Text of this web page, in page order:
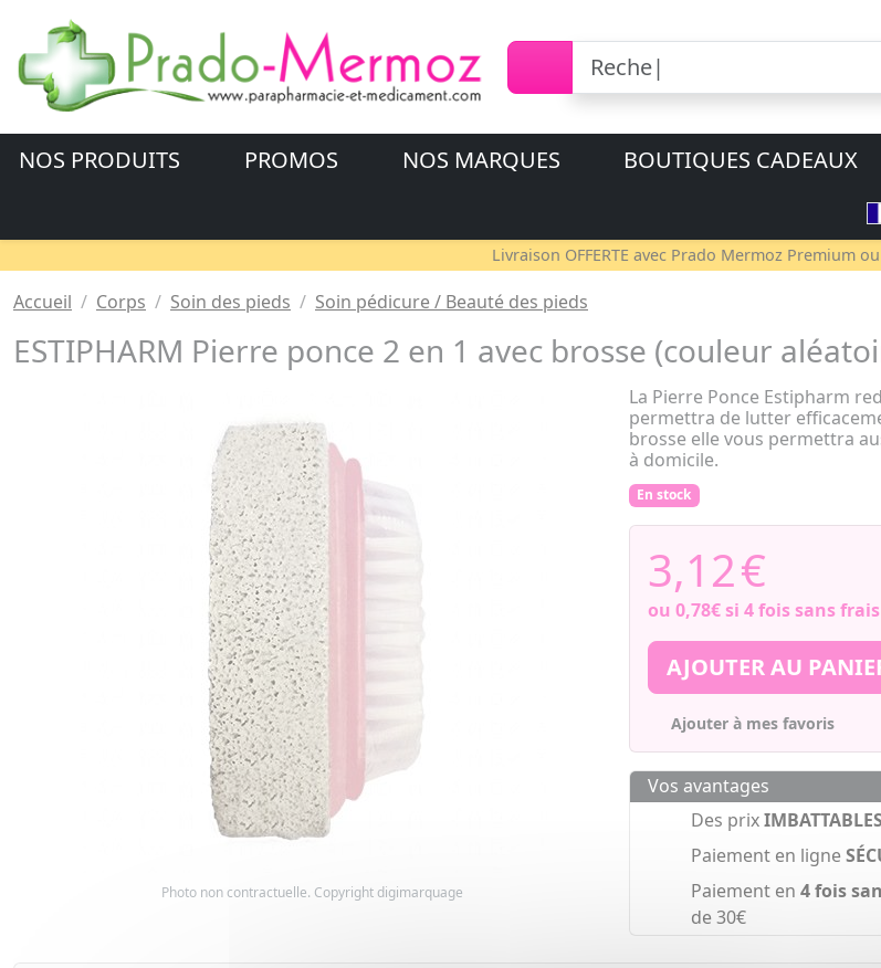
NOS PRODUITS PROMOS NOS MARQUES
BOUTIQUES CADEAUX
Livraison OFFERTE avec Prado Mermoz Premium
Accueil Corps Soin des pieds Soin pédicure / Beauté des pieds
ESTIPHARM Pierre ponce 2 en 1 avec brosse (couleur
Photo non contractuelle. Copyright digimarquage
La Pierre Ponce Estipharm
permettra de lutter
brosse elle vous permettra
à domicile.
En stock
3,12€
ou 0,78€si 4 fois sans frais
AJOUTER AU
Ajouter à mes favoris
Vos avantages
Des prixIMBATTABLES
Paiement en ligne
Paiement en 4 fois
de 30€